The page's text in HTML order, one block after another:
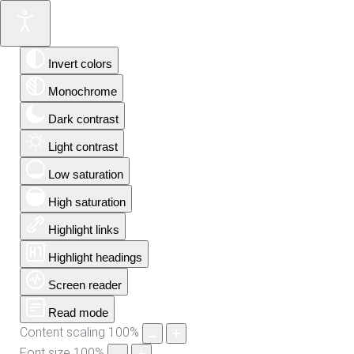
Invert colors
Monochrome
Dark contrast
Light contrast
Low saturation
High saturation
Highlight links
Highlight headings
Screen reader
Read mode
Content scaling 100%